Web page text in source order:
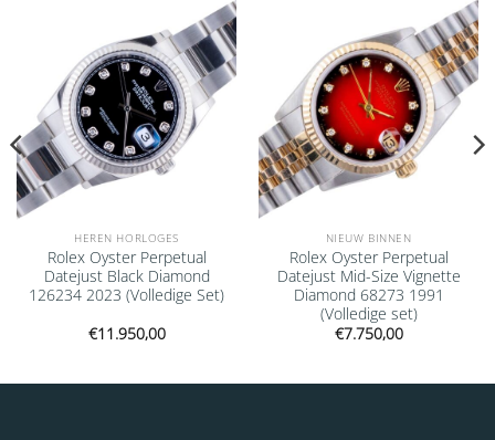
Add to
wishlist
HEREN HORLOGES
Rolex Oyster Perpetual
Datejust Black Diamond
126234 2023 (Volledige Set)
€11.950,00
Add to
wishlist
NIEUW BINNEN
Rolex Oyster Perpetual
Datejust Mid-Size Vignette
Diamond 68273 1991
(Volledige set)
€7.750,00